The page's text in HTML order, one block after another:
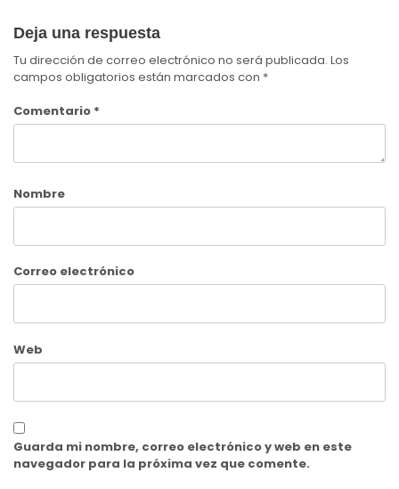
Deja una respuesta
Tu dirección de correo electrónico no será publicada. Los
campos obligatorios están marcados con *
Comentario *
Nombre
Correo electrónico
Web
Guarda mi nombre, correo electrónico y web en este
navegador para la próxima vez que comente.